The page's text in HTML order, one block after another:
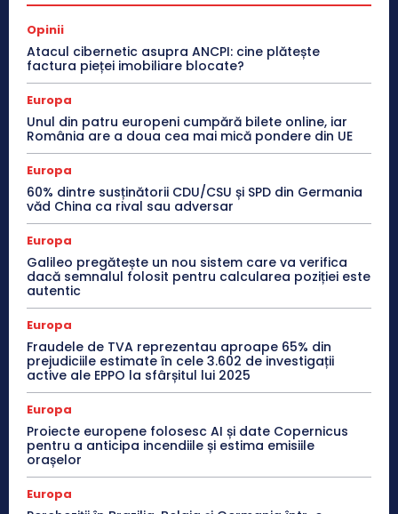
Opinii
Atacul cibernetic asupra ANCPI: cine plătește
factura pieței imobiliare blocate?
Europa
Unul din patru europeni cumpără bilete online, iar
România are a doua cea mai mică pondere din UE
Europa
60% dintre susținătorii CDU/CSU și SPD din Germania
văd China ca rival sau adversar
Europa
Galileo pregătește un nou sistem care va verifica
dacă semnalul folosit pentru calcularea poziției este
autentic
Europa
Fraudele de TVA reprezentau aproape 65% din
prejudiciile estimate în cele 3.602 de investigații
active ale EPPO la sfârșitul lui 2025
Europa
Proiecte europene folosesc AI și date Copernicus
pentru a anticipa incendiile și estima emisiile
orașelor
Europa